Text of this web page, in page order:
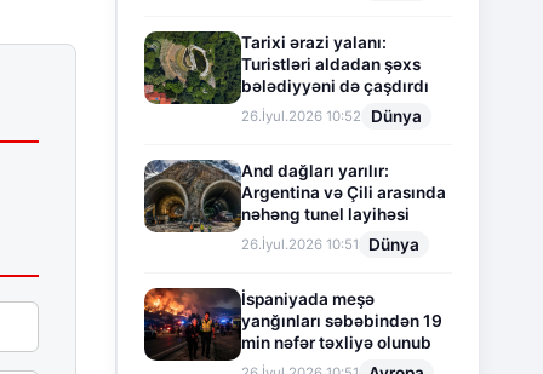
Tarixi ərazi yalanı:
Turistləri aldadan şəxs
bələdiyyəni də çaşdırdı
26.İyul.2026 10:52 Dünya
And dağları yarılır:
Argentina və Çili arasında
nəhəng tunel layihəsi
26.İyul.2026 10:51 Dünya
İspaniyada meşə
yanğınları səbəbindən 19
min nəfər təxliyə olunub